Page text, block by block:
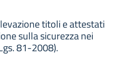
titoli e attestati
sulla sicurezza nei
81-2008).